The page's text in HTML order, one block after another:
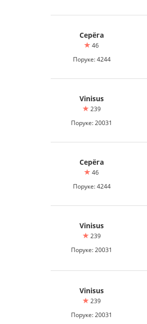
Серёга
46
Поруке: 4244
Vinisus
239
Поруке: 20031
Серёга
46
Поруке: 4244
Vinisus
239
Поруке: 20031
Vinisus
239
Поруке: 20031